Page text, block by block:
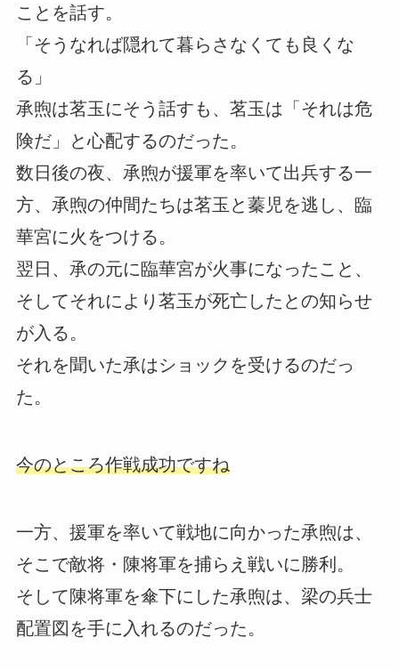
ことを話す。
「そうなれば隠れて暮らさなくても良くな
る」
承煦は茗玉にそう話すも、茗玉は「それは危
険だ」と心配するのだった。
数日後の夜、承煦が援軍を率いて出兵する一
方、承煦の仲間たちは茗玉と蓁児を逃し、臨
華宮に火をつける。
翌日、承の元に臨華宮が火事になったこと、
そしてそれにより茗玉が死亡したとの知らせ
が入る。
それを聞いた承はショックを受けるのだっ
た。
今のところ作戦成功ですね
一方、援軍を率いて戦地に向かった承煦は、
そこで敵将・陳将軍を捕らえ戦いに勝利。
そして陳将軍を傘下にした承煦は、梁の兵士
配置図を手に入れるのだった。